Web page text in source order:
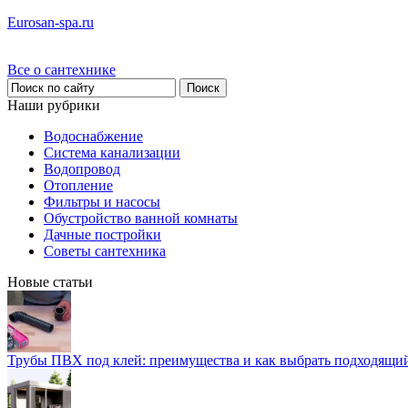
Eurosan-spa.ru
Все о сантехнике
Наши рубрики
Водоснабжение
Система канализации
Водопровод
Отопление
Фильтры и насосы
Обустройство ванной комнаты
Дачные постройки
Советы сантехника
Новые статьи
Трубы ПВХ под клей: преимущества и как выбрать